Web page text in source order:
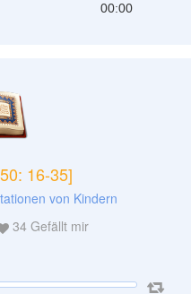
00:00
16-35]
von Kindern
34Gefällt mir